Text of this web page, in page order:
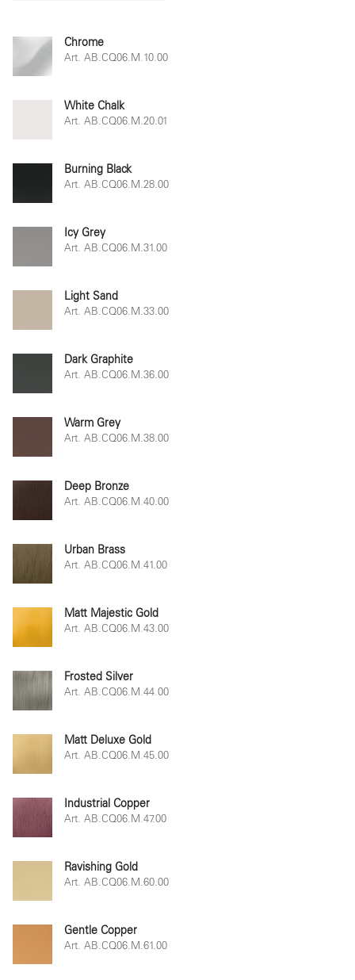
Chrome
Art. AB.CQ06.M.10.00
White Chalk
Art. AB.CQ06.M.20.01
Burning Black
Art. AB.CQ06.M.28.00
Icy Grey
Art. AB.CQ06.M.31.00
Light Sand
Art. AB.CQ06.M.33.00
Dark Graphite
Art. AB.CQ06.M.36.00
Warm Grey
Art. AB.CQ06.M.38.00
Deep Bronze
Art. AB.CQ06.M.40.00
Urban Brass
Art. AB.CQ06.M.41.00
Matt Majestic Gold
Art. AB.CQ06.M.43.00
Frosted Silver
Art. AB.CQ06.M.44.00
Matt Deluxe Gold
Art. AB.CQ06.M.45.00
Industrial Copper
Art. AB.CQ06.M.47.00
Ravishing Gold
Art. AB.CQ06.M.60.00
Gentle Copper
Art. AB.CQ06.M.61.00